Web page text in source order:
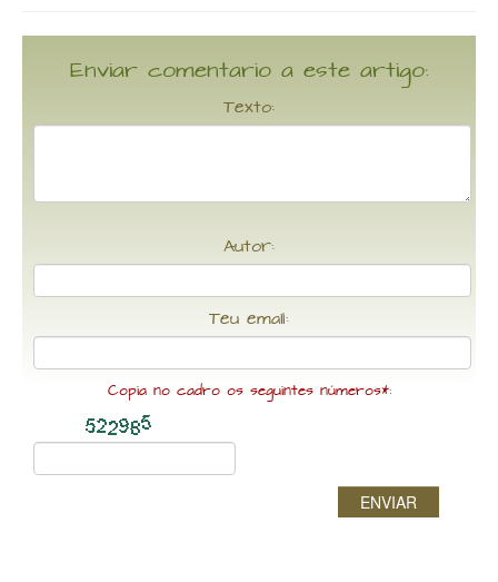
Enviar comentario a este artigo:
Texto:
Autor:
Teu email:
Copia no cadro os seguintes números*:
ENVIAR